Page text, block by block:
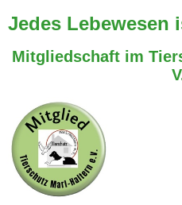
Jedes Lebewesen
Mitgliedschaft im